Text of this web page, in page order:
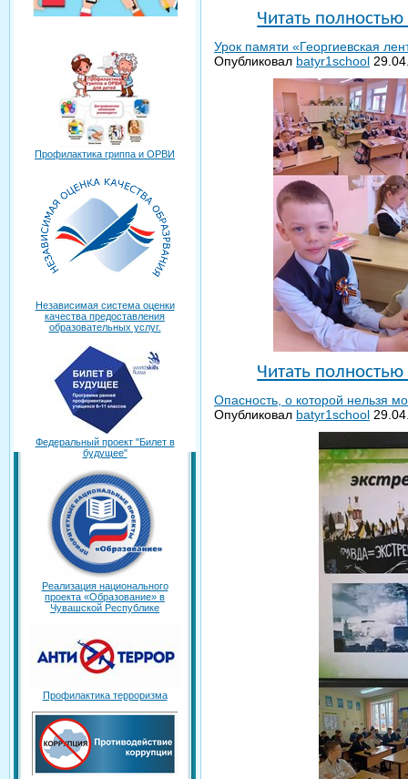
Профилактика гриппа и ОРВИ
Независимая система оценки
качества предоставления
образовательных услуг.
Федеральный проект "Билет в
будущее"
Реализация национального
проекта «Образование» в
Чувашской Республике
Профилактика терроризма
Читать полностью
Урок памяти «Георгиевская
Опубликовал batyr1school
Читать полностью
Опасность, о которой нельзя
Опубликовал batyr1school